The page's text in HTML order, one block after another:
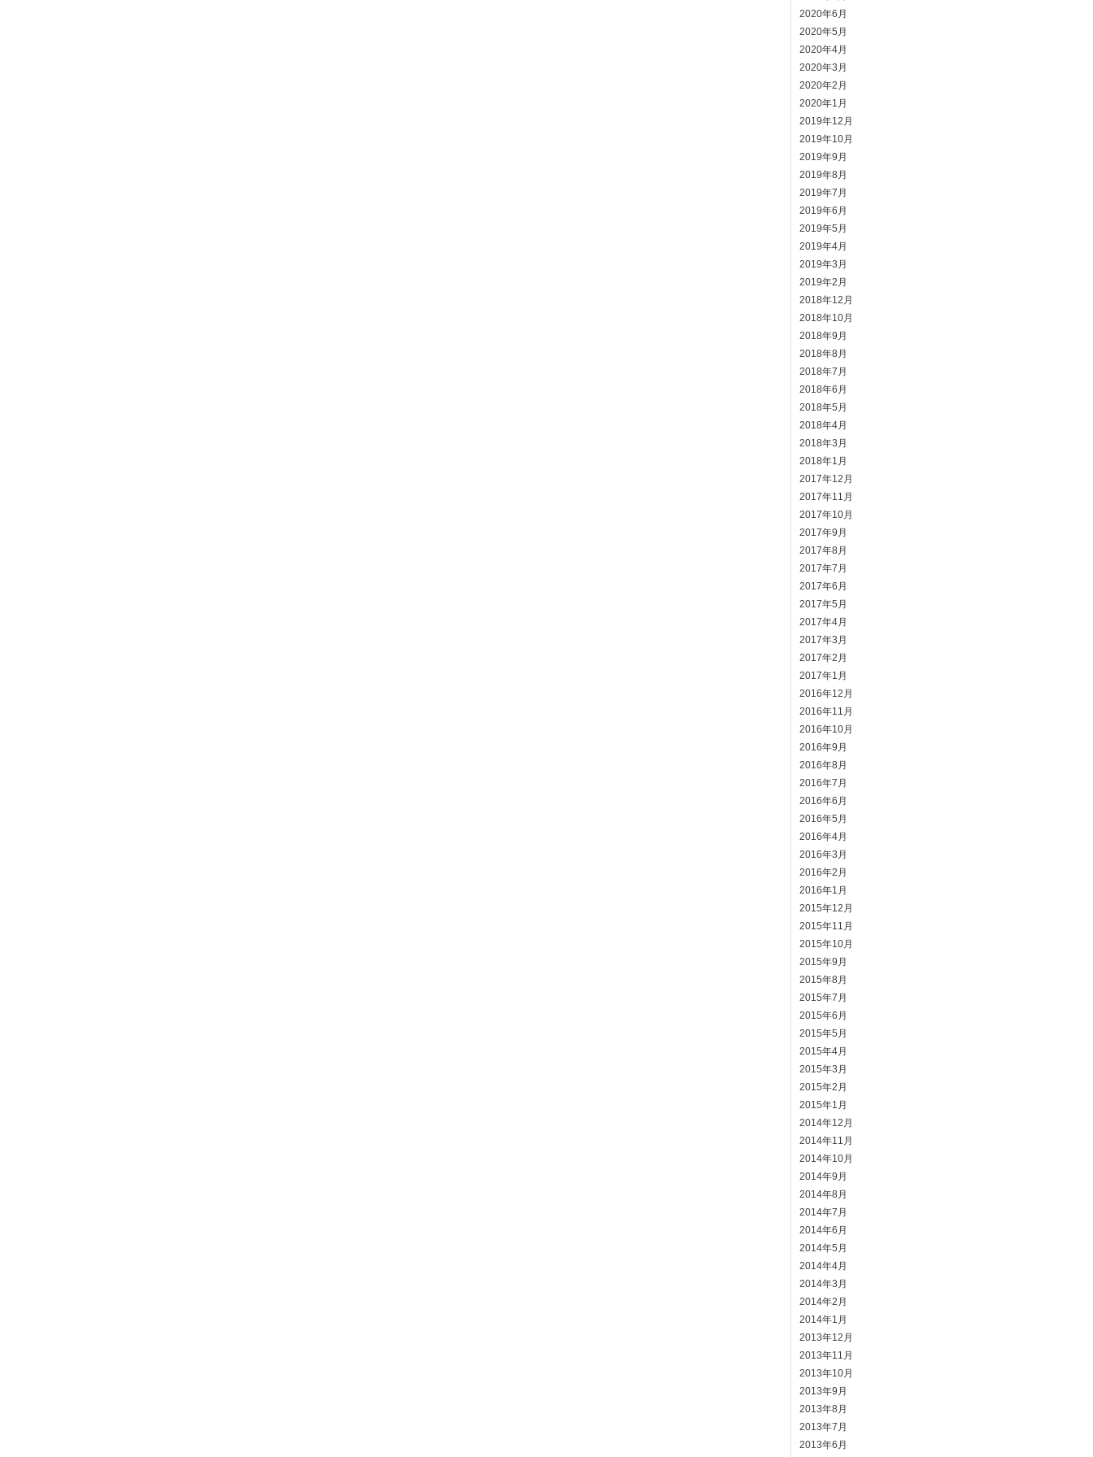
2020年6月
2020年5月
2020年4月
2020年3月
2020年2月
2020年1月
2019年12月
2019年10月
2019年9月
2019年8月
2019年7月
2019年6月
2019年5月
2019年4月
2019年3月
2019年2月
2018年12月
2018年10月
2018年9月
2018年8月
2018年7月
2018年6月
2018年5月
2018年4月
2018年3月
2018年1月
2017年12月
2017年11月
2017年10月
2017年9月
2017年8月
2017年7月
2017年6月
2017年5月
2017年4月
2017年3月
2017年2月
2017年1月
2016年12月
2016年11月
2016年10月
2016年9月
2016年8月
2016年7月
2016年6月
2016年5月
2016年4月
2016年3月
2016年2月
2016年1月
2015年12月
2015年11月
2015年10月
2015年9月
2015年8月
2015年7月
2015年6月
2015年5月
2015年4月
2015年3月
2015年2月
2015年1月
2014年12月
2014年11月
2014年10月
2014年9月
2014年8月
2014年7月
2014年6月
2014年5月
2014年4月
2014年3月
2014年2月
2014年1月
2013年12月
2013年11月
2013年10月
2013年9月
2013年8月
2013年7月
2013年6月